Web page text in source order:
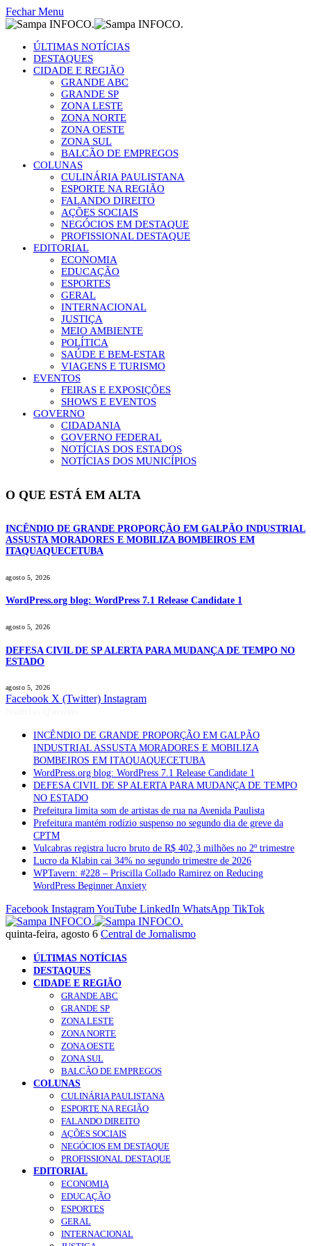
Fechar Menu
ÚLTIMAS NOTÍCIAS
DESTAQUES
CIDADE E REGIÃO
GRANDE ABC
GRANDE SP
ZONA LESTE
ZONA NORTE
ZONA OESTE
ZONA SUL
BALCÃO DE EMPREGOS
COLUNAS
CULINÁRIA PAULISTANA
ESPORTE NA REGIÃO
FALANDO DIREITO
AÇÕES SOCIAIS
NEGÓCIOS EM DESTAQUE
PROFISSIONAL DESTAQUE
EDITORIAL
ECONOMIA
EDUCAÇÃO
ESPORTES
GERAL
INTERNACIONAL
JUSTIÇA
MEIO AMBIENTE
POLÍTICA
SAÚDE E BEM-ESTAR
VIAGENS E TURISMO
EVENTOS
FEIRAS E EXPOSIÇÕES
SHOWS E EVENTOS
GOVERNO
CIDADANIA
GOVERNO FEDERAL
NOTÍCIAS DOS ESTADOS
NOTÍCIAS DOS MUNICÍPIOS
O QUE ESTÁ EM ALTA
INCÊNDIO DE GRANDE PROPORÇÃO EM GALPÃO INDUSTRIAL
ASSUSTA MORADORES E MOBILIZA BOMBEIROS EM
ITAQUAQUECETUBA
agosto 5, 2026
WordPress.org blog: WordPress 7.1 Release Candidate 1
agosto 5, 2026
DEFESA CIVIL DE SP ALERTA PARA MUDANÇA DE TEMPO NO
ESTADO
agosto 5, 2026
Facebook X (Twitter) Instagram
INCÊNDIO DE GRANDE PROPORÇÃO EM GALPÃO
INDUSTRIAL ASSUSTA MORADORES E MOBILIZA
BOMBEIROS EM ITAQUAQUECETUBA
WordPress.org blog: WordPress 7.1 Release Candidate 1
DEFESA CIVIL DE SP ALERTA PARA MUDANÇA DE TEMPO
NO ESTADO
Prefeitura limita som de artistas de rua na Avenida Paulista
Prefeitura mantém rodízio suspenso no segundo dia de greve da
CPTM
Vulcabras registra lucro bruto de R$ 402,3 milhões no 2º trimestre
Lucro da Klabin cai 34% no segundo trimestre de 2026
WPTavern: #228 – Priscilla Collado Ramirez on Reducing
WordPress Beginner Anxiety
Facebook InstagramYouTube LinkedIn WhatsApp TikTok
quinta-feira, agosto 6 Central de Jornalismo
ÚLTIMAS NOTÍCIAS
DESTAQUES
CIDADE E REGIÃO
GRANDE ABC
GRANDE SP
ZONA LESTE
ZONA NORTE
ZONA OESTE
ZONA SUL
BALCÃO DE EMPREGOS
COLUNAS
CULINÁRIA PAULISTANA
ESPORTE NA REGIÃO
FALANDO DIREITO
AÇÕES SOCIAIS
NEGÓCIOS EM DESTAQUE
PROFISSIONAL DESTAQUE
EDITORIAL
ECONOMIA
EDUCAÇÃO
ESPORTES
GERAL
INTERNACIONAL